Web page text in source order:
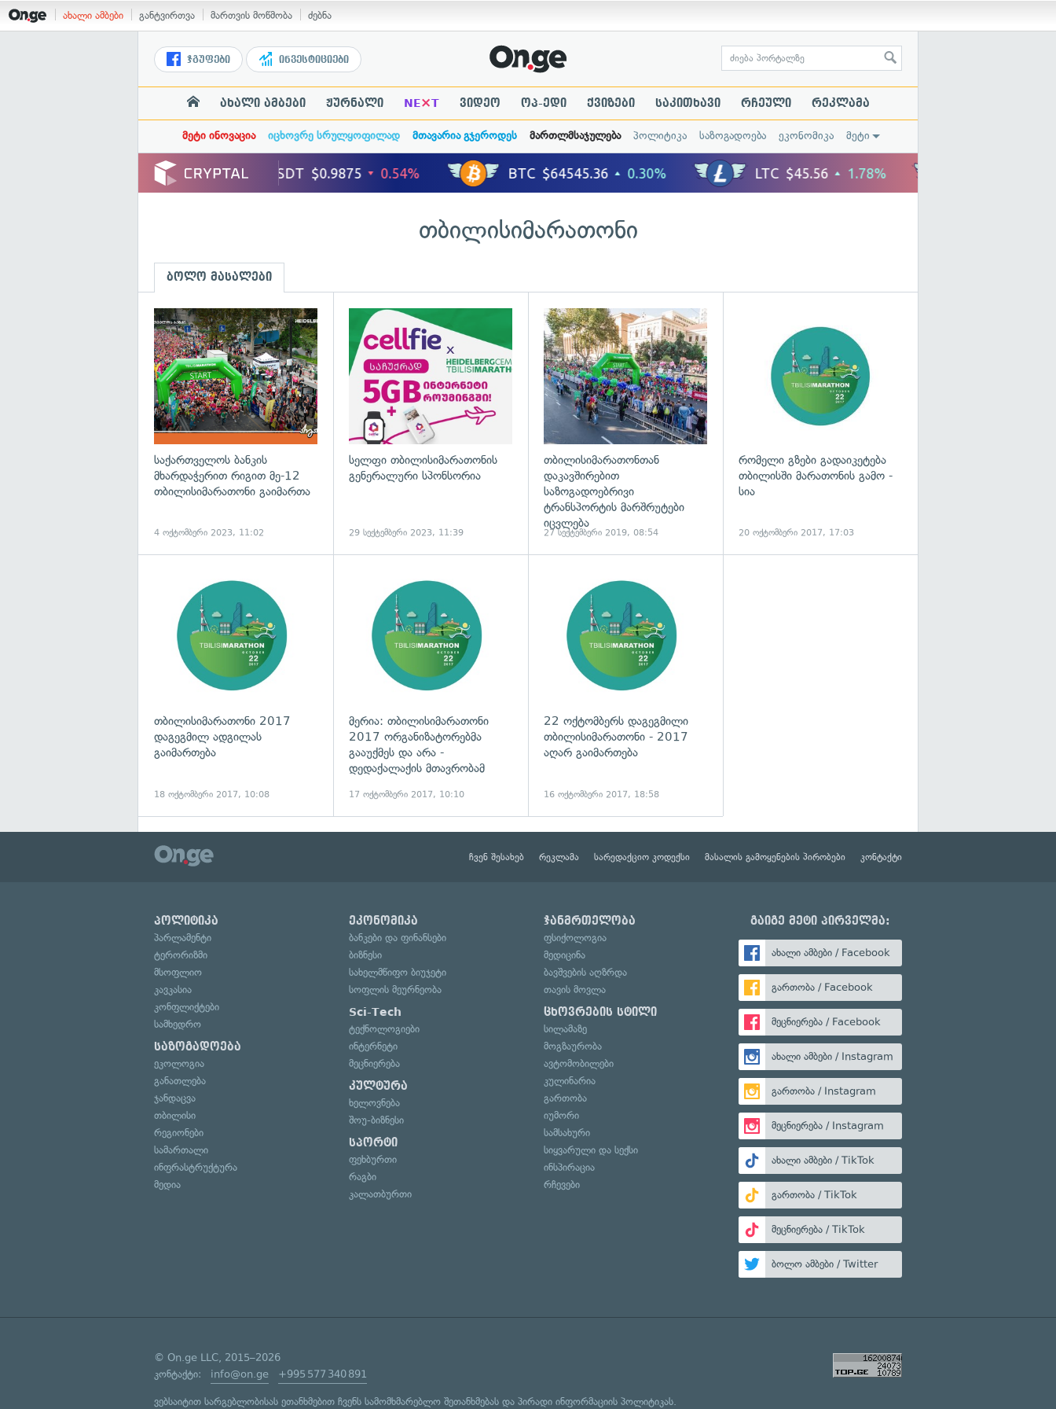
ახალი ამბები განტვირთვა მართვის მოწმობა ძებნა
ჯგუფები ინვესტიციები
ახალი ამბები ჟურნალი NE×T ვიდეო ოპ-ედი ქვიზები საკითხავი რჩეული რეკლამა
მეტი ინოვაცია იცხოვრე სრულყოფილად მთავარია გჯეროდეს მართლმსაჯულება პოლიტიკა საზოგადოება ეკონომიკა მეტი
თბილისიმარათონი
ბოლო მასალები
საქართველოს ბანკის
მხარდაჭერით რიგით მე-12
თბილისიმარათონი გაიმართა
4 ოქტომბერი 2023, 11:02
სელფი თბილისიმარათონის
გენერალური სპონსორია
29 სექტემბერი 2023, 11:39
თბილისიმარათონთან
დაკავშირებით
საზოგადოებრივი
ტრანსპორტის მარშრუტები
იცვლება
27 სექტემბერი 2019, 08:54
რომელი გზები გადაიკეტება
თბილისში მარათონის გამო -
სია
20 ოქტომბერი 2017, 17:03
თბილისიმარათონი 2017
დაგეგმილ ადგილას
გაიმართება
18 ოქტომბერი 2017, 10:08
მერია: თბილისიმარათონი
2017 ორგანიზატორებმა
გააუქმეს და არა -
დედაქალაქის მთავრობამ
17 ოქტომბერი 2017, 10:10
22 ოქტომბერს დაგეგმილი
თბილისიმარათონი - 2017
აღარ გაიმართება
16 ოქტომბერი 2017, 18:58
ჩვენ შესახებ რეკლამა სარედაქციო კოდექსი მასალის გამოყენების პირობები კონტაქტი
პოლიტიკა
პარლამენტი
ტერორიზმი
მსოფლიო
კავკასია
კონფლიქტები
სამხედრო
საზოგადოება
ეკოლოგია
განათლება
ჯანდაცვა
თბილისი
რეგიონები
სამართალი
ინფრასტრუქტურა
მედია
ეკონომიკა
ბანკები და ფინანსები
ბიზნესი
სახელმწიფო ბიუჯეტი
სოფლის მეურნეობა
Sci-Tech
ტექნოლოგიები
ინტერნეტი
მეცნიერება
კულტურა
ხელოვნება
შოუ-ბიზნესი
სპორტი
ფეხბურთი
რაგბი
კალათბურთი
ჯანმრთელობა
ფსიქოლოგია
მედიცინა
ბავშვების აღზრდა
თავის მოვლა
ცხოვრების სტილი
სილამაზე
მოგზაურობა
ავტომობილები
კულინარია
გართობა
იუმორი
სამსახური
სიყვარული და სექსი
ინსპირაცია
რჩევები
გაიგე მეტი პირველმა:
ახალი ამბები / Facebook
გართობა / Facebook
მეცნიერება / Facebook
ახალი ამბები / Instagram
გართობა / Instagram
მეცნიერება / Instagram
ახალი ამბები / TikTok
გართობა / TikTok
მეცნიერება / TikTok
ბოლო ამბები / Twitter
© On.ge LLC, 2015–2026
კონტაქტი: info@on.ge +995 577 340 891
ვებსაიტით სარგებლობისას ეთანხმებით ჩვენს სამომხმარებლო შეთანხმებას და პირადი ინფორმაციის პოლიტიკას